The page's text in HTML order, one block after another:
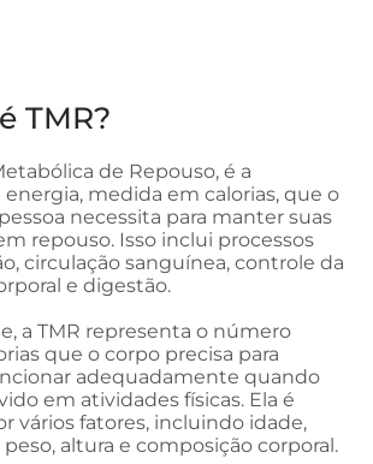
TMR?
de Repouso, é a
medida em calorias, que o
necessita para manter suas
repouso. Isso inclui processos
circulação sanguínea, controle da
e digestão.
a TMR representa o número
que o corpo precisa para
adequadamente quando
em atividades físicas. Ela é
vários fatores, incluindo idade,
altura e composição corporal.